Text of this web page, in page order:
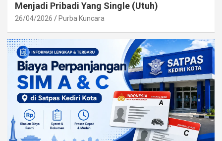
Menjadi Pribadi Yang Single (Utuh)
26/04/2026 Purba Kuncara